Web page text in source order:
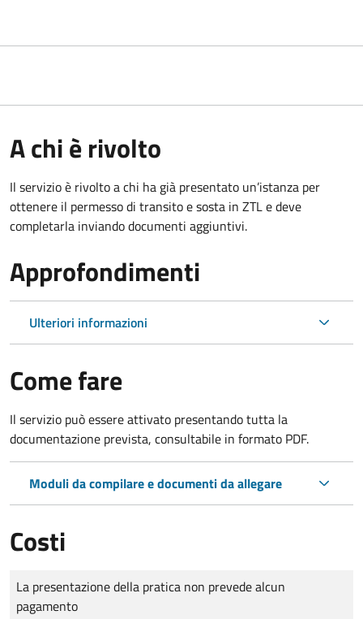
A chi è rivolto
Il servizio è rivolto a chi ha già presentato un’istanza per
ottenere il permesso di transito e sosta in ZTL e deve
completarla inviando documenti aggiuntivi.
Approfondimenti
Ulteriori informazioni
Come fare
Il servizio può essere attivato presentando tutta la
documentazione prevista, consultabile in formato PDF.
Moduli da compilare e documenti da allegare
Costi
Tipo di pagamento
Importo
La presentazione della pratica non prevede alcun
pagamento